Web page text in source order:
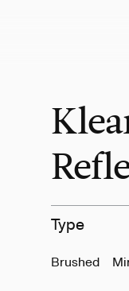
Type
Brushed